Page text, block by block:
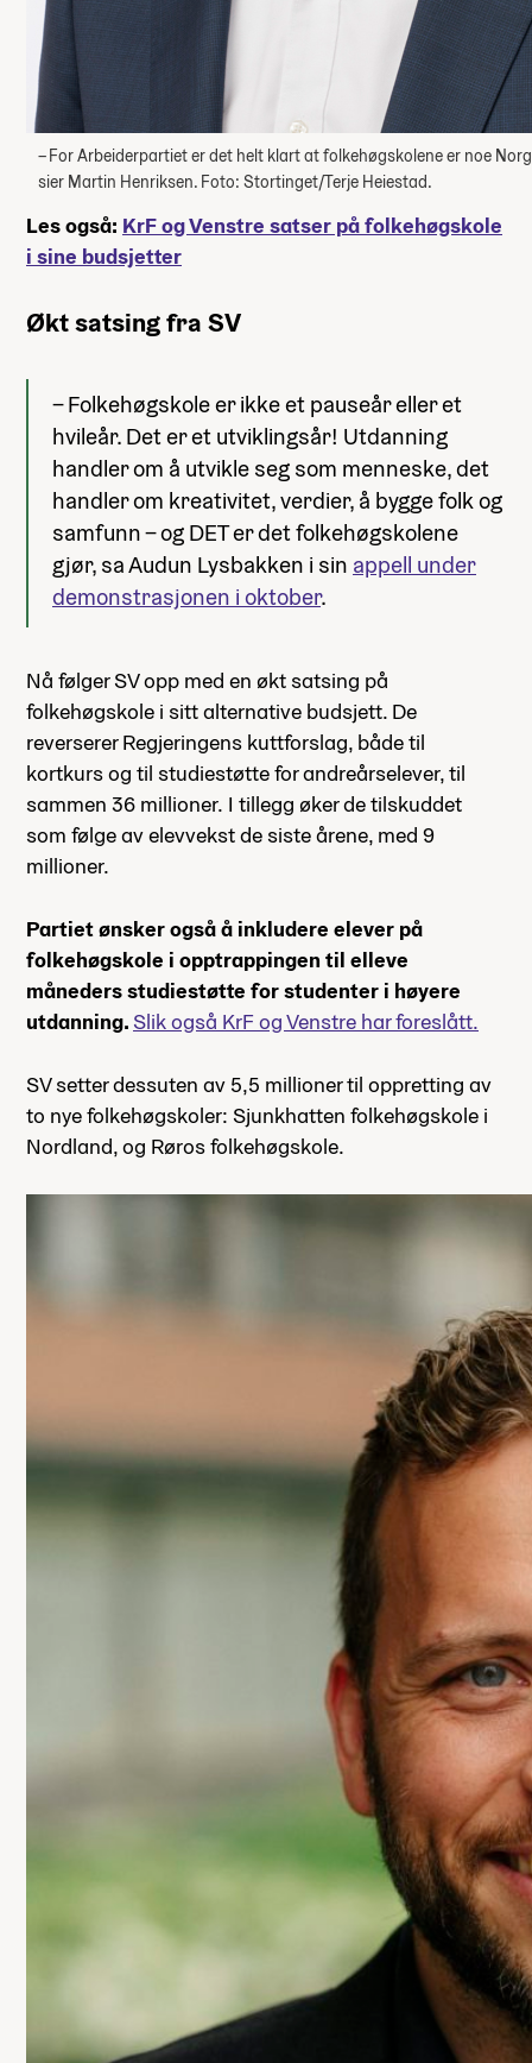
– For Arbeiderpartiet er det helt klart at folkehøgskolene er noe
sier Martin Henriksen. Foto: Stortinget/Terje Heiestad.
Les også: KrF og Venstre satser på folkehøgskole
i sine budsjetter
Økt satsing fra SV
– Folkehøgskole er ikke et pauseår eller et
hvileår. Det er et utviklingsår! Utdanning
handler om å utvikle seg som menneske, det
handler om kreativitet, verdier, å bygge folk og
samfunn – og DET er det folkehøgskolene
gjør, sa Audun Lysbakken i sin appell under
demonstrasjonen i oktober.
Nå følger SV opp med en økt satsing på
folkehøgskole i sitt alternative budsjett. De
reverserer Regjeringens kuttforslag, både til
kortkurs og til studiestøtte for andreårselever, til
sammen 36 millioner. I tillegg øker de tilskuddet
som følge av elevvekst de siste årene, med 9
millioner.
Partiet ønsker også å inkludere elever på
folkehøgskole i opptrappingen til elleve
måneders studiestøtte for studenter i høyere
utdanning. Slik også KrF og Venstre har foreslått.
SV setter dessuten av 5,5 millioner til oppretting av
to nye folkehøgskoler: Sjunkhatten folkehøgskole i
Nordland, og Røros folkehøgskole.